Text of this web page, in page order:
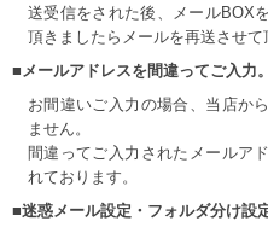
送受信をされた後、メールBOX
頂きましたらメールを再送させて
■メールアドレスを間違ってご入力。
お間違いご入力の場合、当店か
ません。
間違ってご入力されたメールア
れております。
■迷惑メール設定・フォルダ分け設定